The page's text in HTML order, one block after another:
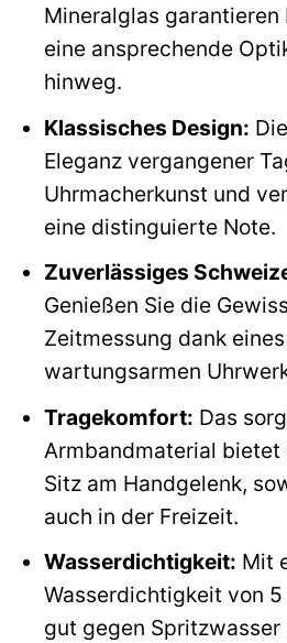
Mineralglas
eine ansprechende
hinweg.
Klassisches Design:
Eleganz vergangener
Uhrmacherkunst und
eine distinguierte Note.
Zuverlässiges
Genießen Sie die
Zeitmessung dank
wartungsarmen
Tragekomfort: Das
Armbandmaterial bietet
Sitz am Handgelenk,
auch in der Freizeit.
Wasserdichtigkeit: Mit
Wasserdichtigkeit von
gut gegen Spritzwasser